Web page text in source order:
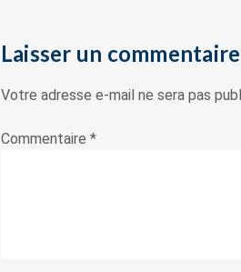
Laisser un commentaire
Votre adresse e-mail ne sera pas
Commentaire *